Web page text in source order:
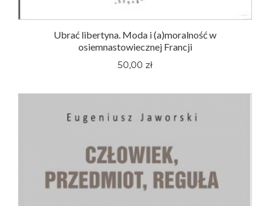
Ubrać libertyna. Moda i (a)moralność w
osiemnastowiecznej Francji
50,00 zł